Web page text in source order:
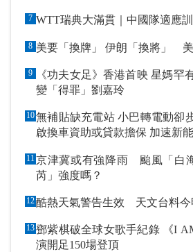
7 WTT瑞典大滿貫｜中國隊適應
8 美要「換牌」 伊朗「換將」
9
《功夫女足》香港首映 星媽罕有撐場 周星馳賣口乖
變「得罪」劉嘉玲
10無補貼缺充電站 小巴轉電動卻步 業界促增設基建
啟換車資助或貸款擔
11 京津冀或有強降雨 颱風「白
芮」強度嗎？
12酷熱天氣警告生效 天文台料今
13鄧紫棋破全球女歌手紀錄 《I AM GLORIA》主題巡
演開足150場登頂